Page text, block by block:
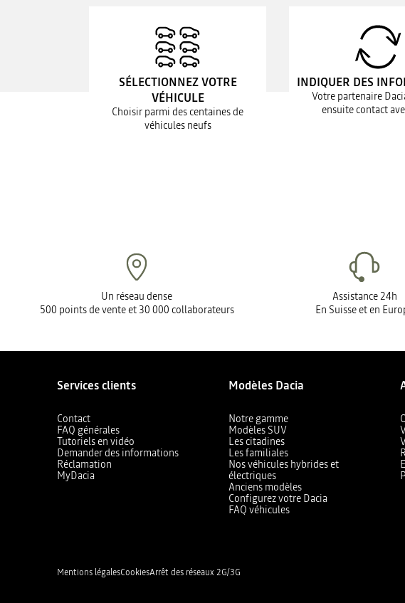
SÉLECTIONNEZ VOTRE
VÉHICULE
Choisir parmi des centaines de
véhicules neufs
INDIQUER DES
Votre partenaire
ensuite contact
Un réseau dense
500 points de vente et 30 000 collaborateurs
Assistance 24h
En Suisse et en
Services clients
Contact
FAQ générales
Tutoriels en vidéo
Demander des informations
Réclamation
MyDacia
Modèles Dacia
Notre gamme
Modèles SUV
Les citadines
Les familiales
Nos véhicules hybrides et
électriques
Anciens modèles
Configurez votre Dacia
FAQ véhicules
Mentions légalesCookiesArrêt des réseaux 2G/3G